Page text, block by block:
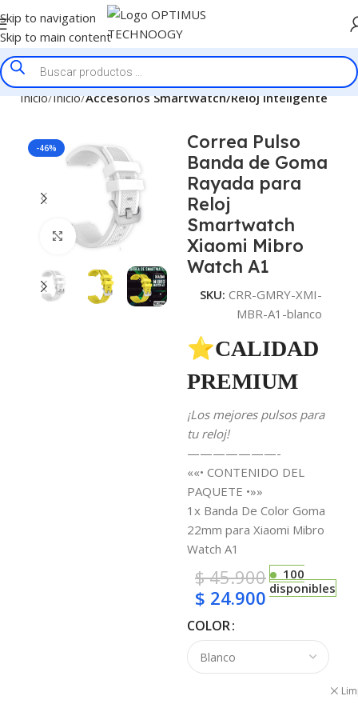
Skip to navigation
Skip to main content
Inicio Inicio Accesorios SmartWatch/Reloj Inteligente
-46%
Click to enlarge
Correa Pulso
Banda de Goma
Rayada para
Reloj
Smartwatch
Xiaomi Mibro
Watch A1
SKU: CRR-GMRY-XMI-
MBR-A1-blanco
⭐CALIDAD
PREMIUM
¡Los mejores pulsos para
tu reloj!
———————-
««• CONTENIDO DEL
PAQUETE •»»
1x Banda De Color Goma
22mm para Xiaomi Mibro
Watch A1
$45.900
$ 24.900
100
disponibles
COLOR